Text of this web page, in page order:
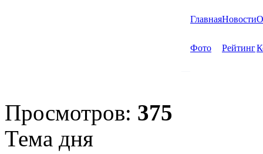
ГлавнаяНовости
Фото Рейтинг
Просмотров: 375
Тема дня